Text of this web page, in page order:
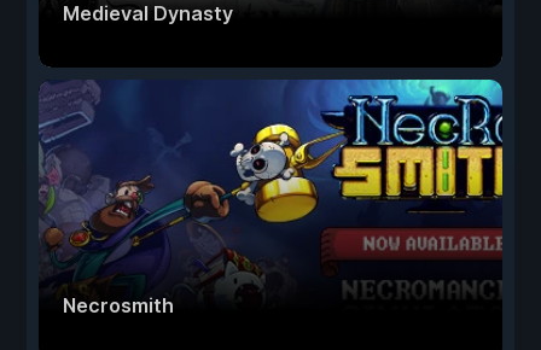
Medieval Dynasty
Necrosmith